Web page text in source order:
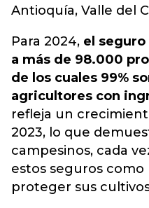
Antioquía, Valle del
Para 2024, el
a más de 98.000
de los cuales 99%
agricultores con
refleja un
2023, lo que
campesinos, cada
estos seguros
proteger sus